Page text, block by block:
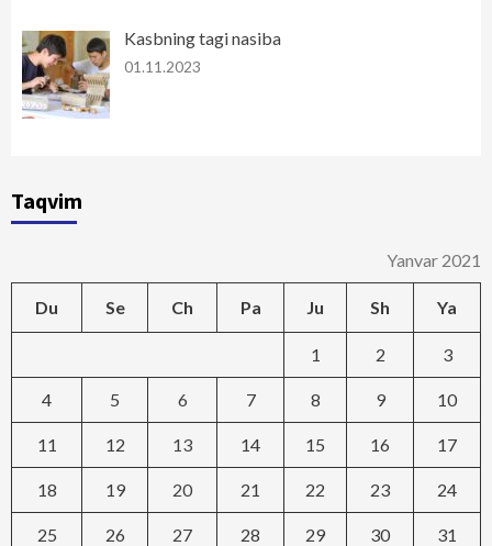
Kasbning tagi nasiba
01.11.2023
Taqvim
Yanvar 2021
Du Se Ch Pa Ju Sh Ya
1 2 3
4 5 6 7 8 9 10
11 12 13 14 15 16 17
18 19 20 21 22 23 24
25 26 27 28 29 30 31